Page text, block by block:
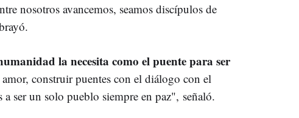
nosotros avancemos, seamos discípulos de
la necesita como el puente para ser
construir puentes con el diálogo con el
ser un solo pueblo siempre en paz", señaló.